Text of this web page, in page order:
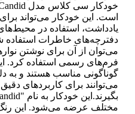
است. این خودکار می‌تواند
یادداشت، استفاده در
دفترچه‌های خاطرات استفاده
می‌توان از آن برای نوشتن
فرم‌های رسمی استفاده کرد.
گوناگونی مناسب هستند و به
می‌توانند برای کاربردهای
مختلف عرضه می‌شود. این